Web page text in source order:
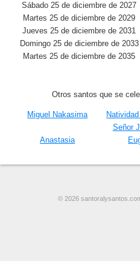
Sábado 25 de diciembre de 2027
Martes 25 de diciembre de 2029
Jueves 25 de diciembre de 2031
Domingo 25 de diciembre de 2033
Martes 25 de diciembre de 2035
Otros santos que se
Miguel Nakasima
Señor
Anastasia
© 2026